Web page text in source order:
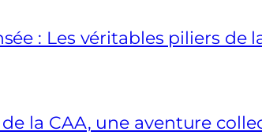
: Les véritables piliers de
la CAA, une aventure